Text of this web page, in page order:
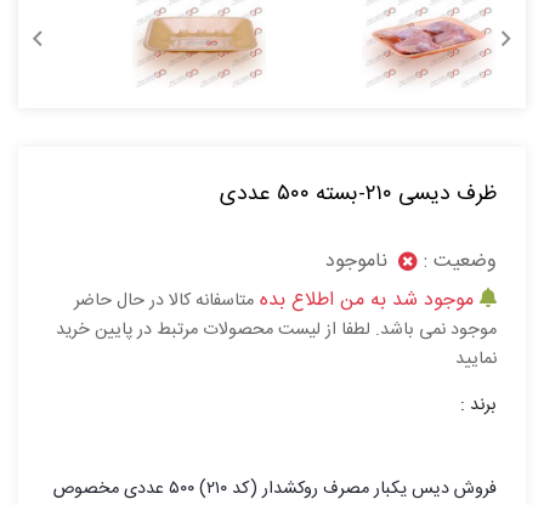
ظرف دیسی ۲۱۰-بسته ۵۰۰ عددی
وضعیت :
ناموجود
موجود شد به من اطلاع بده متاسفانه کالا در حال حاضر
موجود نمی باشد. لطفا از لیست محصولات مرتبط در پایین خرید
نمایید
برند :
فروش ديس یکبار مصرف روکشدار (کد ۲۱۰) ۵۰۰ عددی مخصوص